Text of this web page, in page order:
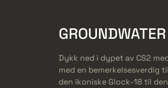
Dykk ned i dypet av CS2
med en bemerkelsesverdig
den ikoniske Glock-18 til